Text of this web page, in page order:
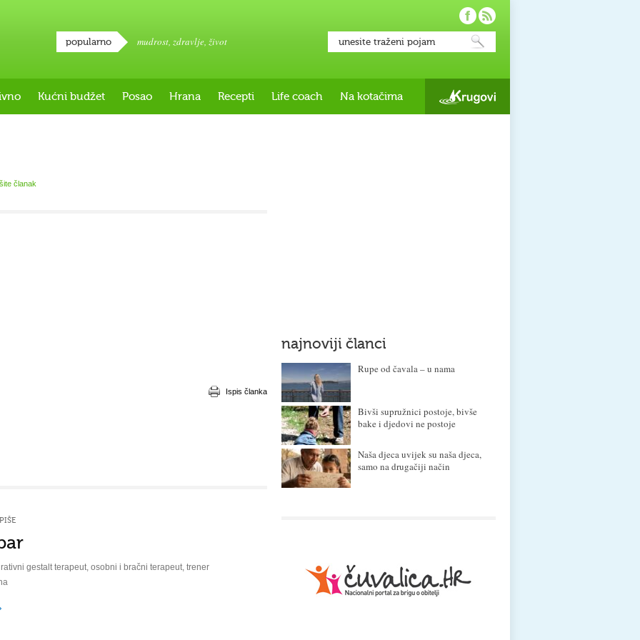
popularno mudrost, zdravlje, život
Kućni budžet Posao Hrana Recepti Life coach Na kotačima
članak
Ispis članka
gestalt terapeut, osobni i bračni terapeut, trener
najnoviji članci
Rupe od čavala – u nama
Bivši supružnici postoje, bivše
bake i djedovi ne postoje
Naša djeca uvijek su naša djeca,
samo na drugačiji način